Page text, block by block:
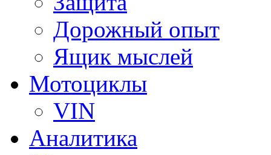
Дорожный опыт
Ящик мыслей
Мотоциклы
VIN
Аналитика